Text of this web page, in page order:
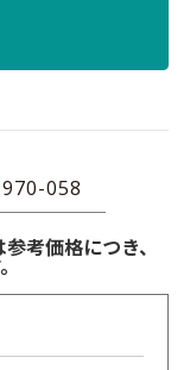
058
考価格につき、